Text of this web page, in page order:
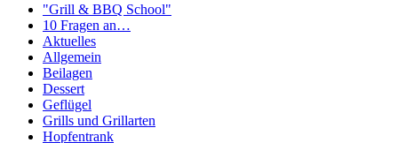
"Grill & BBQ School"
10 Fragen an…
Aktuelles
Allgemein
Beilagen
Dessert
Geflügel
Grills und Grillarten
Hopfentrank